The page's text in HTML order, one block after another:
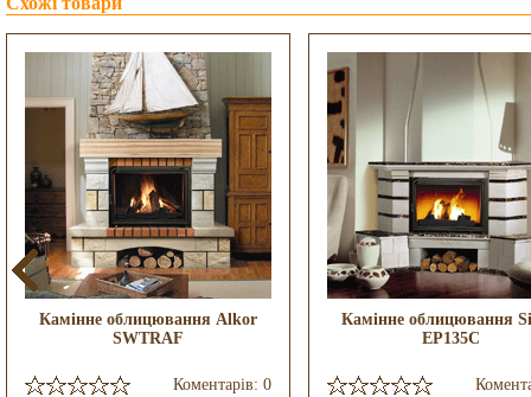
Камінне облицювання Alkor
SWTRAF
Коментарів: 0
Камінне облицювання
EP135C